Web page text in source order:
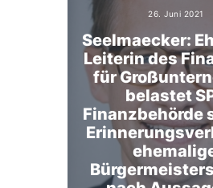
26. Juni 2021
Seelmaecker:
Leiterin des
für
belastet
Finanzbehörde